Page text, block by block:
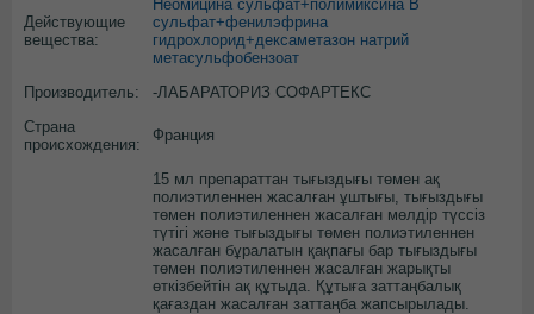
Действующие
вещества:
Неомицина сульфат+полимиксина В
сульфат+фенилэфрина
гидрохлорид+дексаметазон натрий
метасульфобензоат
Производитель:
-ЛАБАРАТОРИЗ СОФАРТЕКС
Страна
происхождения:
Франция
15 мл препараттан тығыздығы төмен ақ
полиэтиленнен жасалған ұштығы, тығыздығы
төмен полиэтиленнен жасалған мөлдір түссіз
түтігі және тығыздығы төмен полиэтиленнен
жасалған бұралатын қақпағы бар тығыздығы
төмен полиэтиленнен жасалған жарықты
өткізбейтін ақ құтыда. Құтыға заттаңбалық
қағаздан жасалған заттаңба жапсырылады.